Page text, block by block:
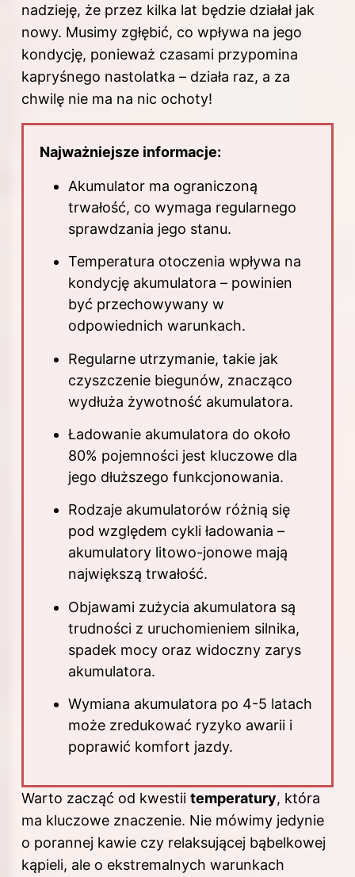
nadzieję, że przez kilka lat będzie działał jak
nowy. Musimy zgłębić, co wpływa na jego
kondycję, ponieważ czasami przypomina
kapryśnego nastolatka – działa raz, a za
chwilę nie ma na nic ochoty!
Najważniejsze informacje:
Akumulator ma ograniczoną
trwałość, co wymaga regularnego
sprawdzania jego stanu.
Temperatura otoczenia wpływa na
kondycję akumulatora – powinien
być przechowywany w
odpowiednich warunkach.
Regularne utrzymanie, takie jak
czyszczenie biegunów, znacząco
wydłuża żywotność akumulatora.
Ładowanie akumulatora do około
80% pojemności jest kluczowe dla
jego dłuższego funkcjonowania.
Rodzaje akumulatorów różnią się
pod względem cykli ładowania –
akumulatory litowo-jonowe mają
największą trwałość.
Objawami zużycia akumulatora są
trudności z uruchomieniem silnika,
spadek mocy oraz widoczny zarys
akumulatora.
Wymiana akumulatora po 4-5 latach
może zredukować ryzyko awarii i
poprawić komfort jazdy.
Warto zacząć od kwestii temperatury, która
ma kluczowe znaczenie. Nie mówimy jedynie
o porannej kawie czy relaksującej bąbelkowej
kąpieli, ale o ekstremalnych warunkach